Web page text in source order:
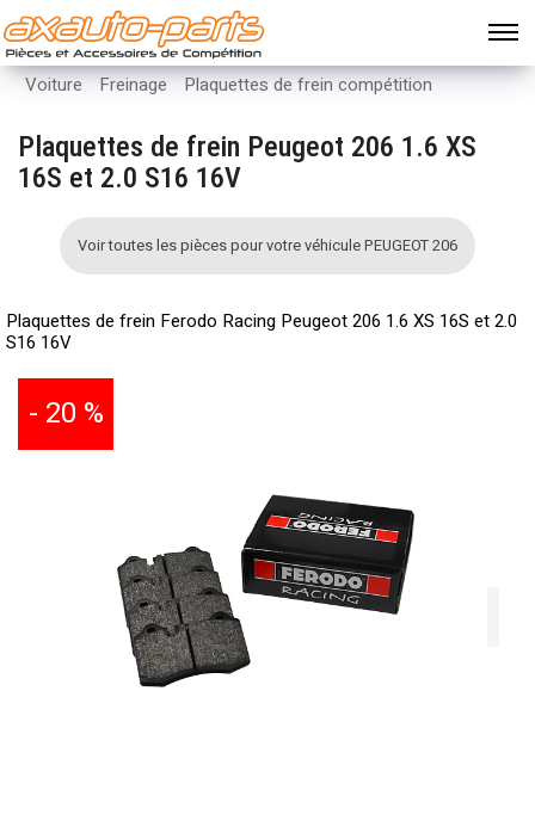
Voiture Freinage Plaquettes de frein compétition
Plaquettes de frein Peugeot 206 1.6 XS
16S et 2.0 S16 16V
Voir toutes les pièces pour votre véhicule PEUGEOT 206
Plaquettes de frein Ferodo Racing Peugeot 206 1.6 XS 16S et 2.0
S16 16V
- 20 %